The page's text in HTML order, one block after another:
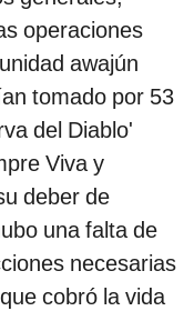
operaciones
awajún
tomado por 53
del Diablo'
Viva y
deber de
una falta de
necesarias
cobró la vida